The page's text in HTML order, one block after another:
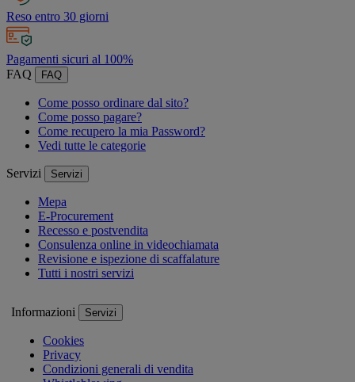
Reso entro 30 giorni
Pagamenti sicuri al 100%
FAQ
FAQ
Come posso ordinare dal sito?
Come posso pagare?
Come recupero la mia Password?
Vedi tutte le categorie
Servizi Servizi
Mepa
E-Procurement
Recesso e postvendita
Consulenza online in videochiamata
Revisione e ispezione di scaffalature
Tutti i nostri servizi
Informazioni Servizi
Cookies
Privacy
Condizioni generali di vendita